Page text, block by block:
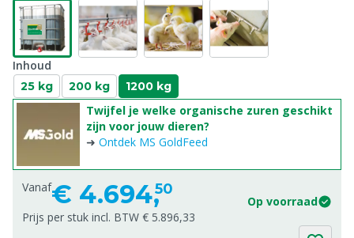
Inhoud
25 kg 200 kg 1200 kg
Twijfel je welke organische zuren geschikt
zijn voor jouw dieren?
➜ Ontdek MS GoldFeed
Vanaf€ 4.694,50
Op voorraad
Prijs per stuk incl. BTW € 5.896,33